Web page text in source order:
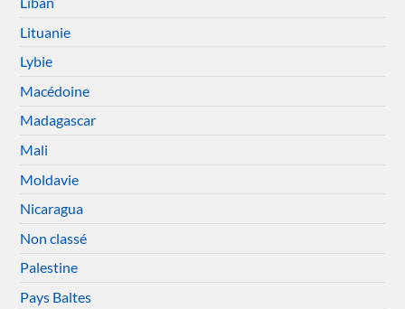
Lituanie
Lybie
Macédoine
Madagascar
Mali
Moldavie
Nicaragua
Non classé
Palestine
Pays Baltes